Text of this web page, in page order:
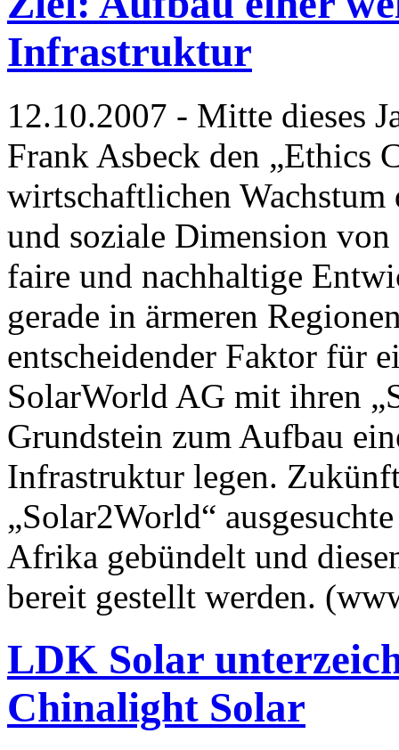
Infrastruktur
12.10.2007 - Mitte dieses
Frank Asbeck den „Ethics
wirtschaftlichen
und soziale Dimension
faire und nachhaltige
gerade in ärmeren
entscheidender Faktor für
SolarWorld AG mit ihren
Grundstein zum Aufbau
Infrastruktur legen.
„Solar2World“
Afrika gebündelt und
bereit gestellt werden.
LDK Solar
Chinalight Solar